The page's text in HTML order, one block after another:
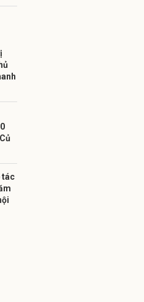
tác